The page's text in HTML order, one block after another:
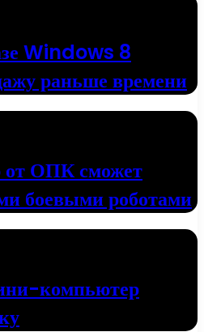
Windows 8
раньше времени
от ОПК сможет
боевыми роботами
компьютер